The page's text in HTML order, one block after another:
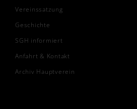
Vereinssatzung
Geschichte
SGH informiert
Anfahrt & Kontakt
Archiv Hauptverein